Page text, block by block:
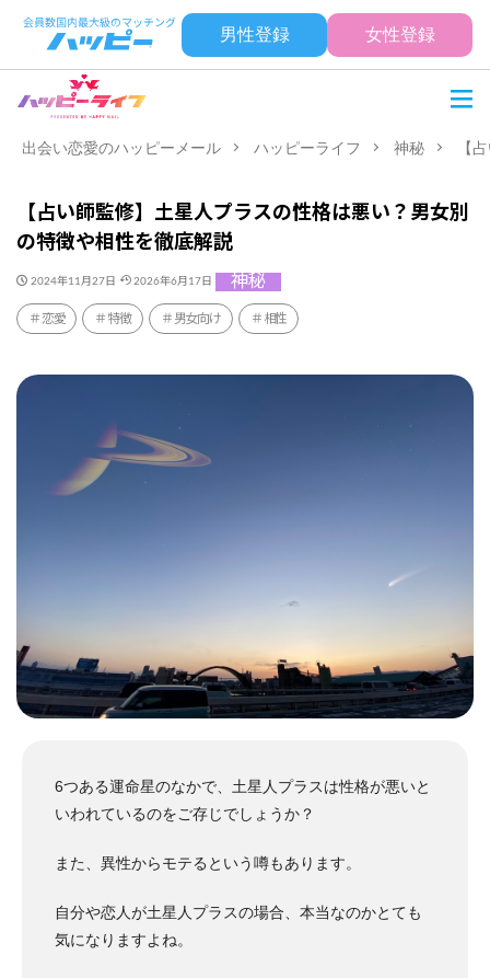
男性登録 女性登録
出会い恋愛のハッピーメール ハッピーライフ 神秘 【
【占い師監修】土星人プラスの性格は悪い？男女別
の特徴や相性を徹底解説
2024年11月27日 2026年6月17日 神秘
恋愛 特徴 男女向け 相性
6つある運命星のなかで、土星人プラスは性格が悪いと
いわれているのをご存じでしょうか？
また、異性からモテるという噂もあります。
自分や恋人が土星人プラスの場合、本当なのかとても
気になりますよね。